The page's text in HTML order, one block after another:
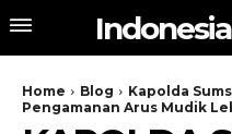
Home Blog
Kapolda
Pengamanan Arus Mudik